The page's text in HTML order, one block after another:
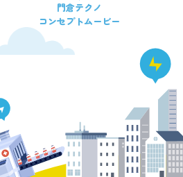
門倉テクノ
コンセプトムービー